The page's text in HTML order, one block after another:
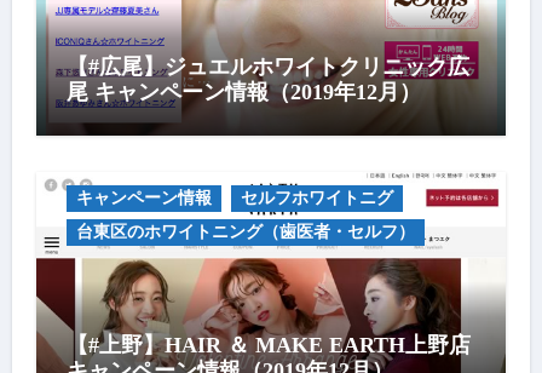
【#広尾】ジュエルホワイトクリニック広
尾 キャンペーン情報（2019年12月）
キャンペーン情報
セルフホワイトニグ
台東区のホワイトニング（歯医者・セルフ）
【#上野】HAIR ＆ MAKE EARTH上野店